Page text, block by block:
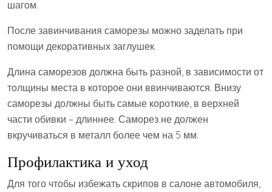
шагом.
После завинчивания саморезы можно заделать при
помощи декоративных заглушек.
Длина саморезов должна быть разной, в зависимости от
толщины места в которое они ввинчиваются. Внизу
саморезы должны быть самые короткие, в верхней
части обивки – длиннее. Саморез не должен
вкручиваться в металл более чем на 5 мм.
Профилактика и уход
Для того чтобы избежать скрипов в салоне автомобиля,